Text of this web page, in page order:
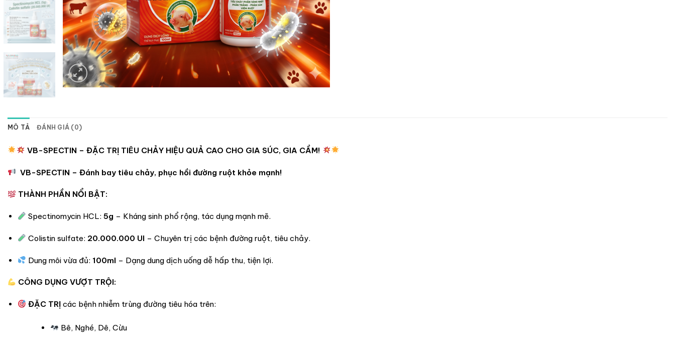
MÔ TẢ ĐÁNH GIÁ (0)
VB-SPECTIN – ĐẶC TRỊ TIÊU CHẢY HIỆU QUẢ CAO CHO GIA SÚC, GIA CẦM!
VB-SPECTIN – Đánh bay tiêu chảy, phục hồi đường ruột khỏe mạnh!
THÀNH PHẦN NỔI BẬT:
Spectinomycin HCL:5g – Kháng sinh phổ rộng, tác dụng mạnh mẽ.
Colistin sulfate: 20.000.000 UI – Chuyên trị các bệnh đường ruột, tiêu chảy.
Dung môi vừa đủ:100ml – Dạng dung dịch uống dễ hấp thu, tiện lợi.
CÔNG DỤNG VƯỢT TRỘI:
ĐẶC TRỊ các bệnh nhiễm trùng đường tiêu hóa trên:
Bê, Nghé, Dê, Cừu